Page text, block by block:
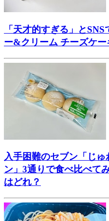
「天才的すぎる」と
ー&クリーム チーズケ
入手困難のセブン「じ
ン」3通りで食べ比べて
はどれ？